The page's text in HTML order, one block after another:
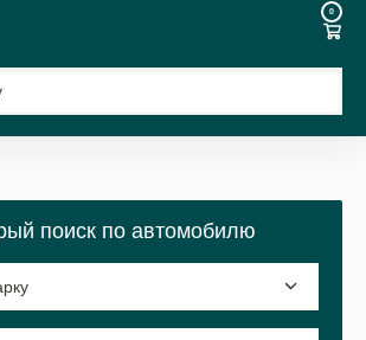
0
поиск по автомобилю